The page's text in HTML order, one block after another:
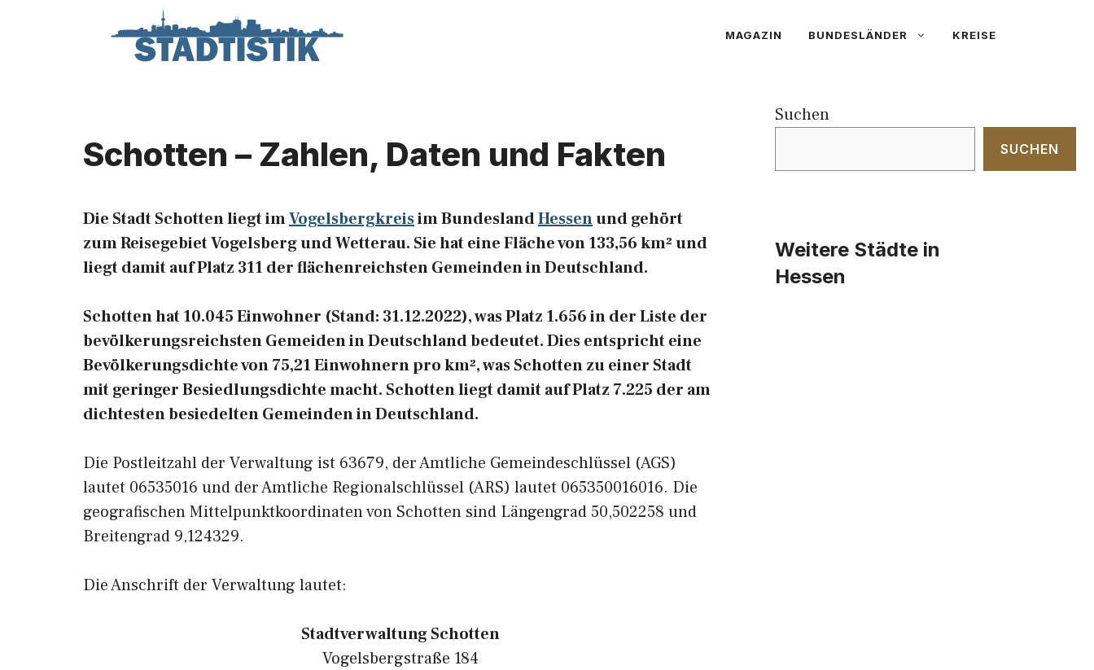
MAGAZIN BUNDESLÄNDER KREISE
Schotten – Zahlen, Daten und Fakten
Die Stadt Schotten liegt imVogelsbergkreisim BundeslandHessenund gehört
zum Reisegebiet Vogelsberg und Wetterau. Sie hat eine Fläche von 133,56 km² und
liegt damit auf Platz 311 der flächenreichsten Gemeinden in Deutschland.
Schotten hat 10.045 Einwohner (Stand: 31.12.2022), was Platz 1.656 in der Liste der
bevölkerungsreichsten Gemeiden in Deutschland bedeutet. Dies entspricht eine
Bevölkerungsdichte von 75,21 Einwohnern pro km², was Schotten zu einer Stadt
mit geringer Besiedlungsdichte macht. Schotten liegt damit auf Platz 7.225 der am
dichtesten besiedelten Gemeinden in Deutschland.
Die Postleitzahl der Verwaltung ist 63679, der Amtliche Gemeindeschlüssel (AGS)
lautet 06535016 und der Amtliche Regionalschlüssel (ARS) lautet 065350016016. Die
geografischen Mittelpunktkoordinaten von Schotten sind Längengrad 50,502258 und
Breitengrad 9,124329.
Die Anschrift der Verwaltung lautet:
Stadtverwaltung Schotten
Vogelsbergstraße 184
Suchen
SUCHEN
Weitere Städte in
Hessen